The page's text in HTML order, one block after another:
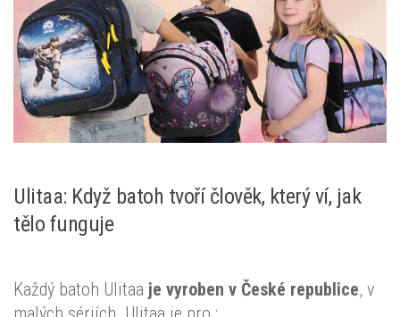
Ulitaa: Když batoh tvoří člověk, který ví, jak
tělo funguje
Každý batoh Ulitaa je vyroben v České republice, v